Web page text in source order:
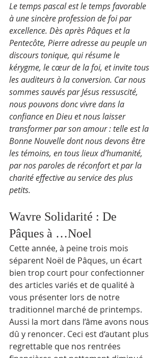
Le temps pascal est le temps favorable
à une sincère profession de foi par
excellence. Dès après Pâques et la
Pentecôte, Pierre adresse au peuple un
discours tonique, qui résume le
kérygme, le cœur de la foi, et invite tous
les auditeurs à la conversion. Car nous
sommes sauvés par Jésus ressuscité,
nous pouvons donc vivre dans la
confiance en Dieu et nous laisser
transformer par son amour : telle est la
Bonne Nouvelle dont nous devons être
les témoins, en tous lieux d’humanité,
par nos paroles de réconfort et par la
charité effective au service des plus
petits.
Wavre Solidarité : De
Pâques à …Noel
Cette année, à peine trois mois
séparent Noël de Pâques, un écart
bien trop court pour confectionner
des articles variés et de qualité à
vous présenter lors de notre
traditionnel marché de printemps.
Aussi la mort dans l’âme avons nous
dû y renoncer. Ceci est d‘autant plus
regrettable que nos rentrées